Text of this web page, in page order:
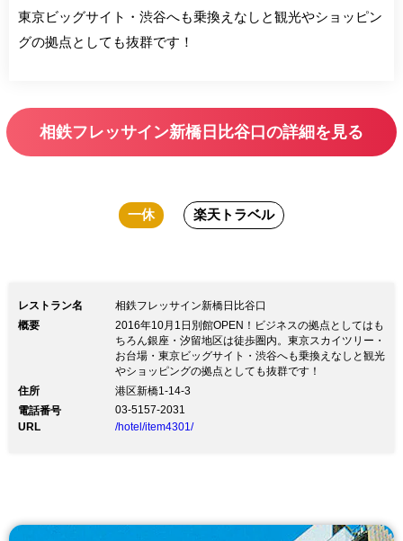
東京ビッグサイト・渋谷へも乗換えなしと観光やショッピン
グの拠点としても抜群です！
相鉄フレッサイン新橋日比谷口の詳細を見る
一休 楽天トラベル
レストラン名
相鉄フレッサイン新橋日比谷口
概要
2016年10月1日別館OPEN！ビジネスの拠点としてはも
ちろん銀座・汐留地区は徒歩圏内。東京スカイツリー・
お台場・東京ビッグサイト・渋谷へも乗換えなしと観光
やショッピングの拠点としても抜群です！
住所
港区新橋1-14-3
電話番号
03-5157-2031
URL
/hotel/item4301/